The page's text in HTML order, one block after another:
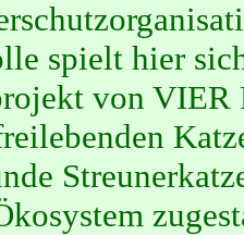
spielt hier
von